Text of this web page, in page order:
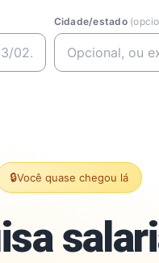
Cidade/estado
🔒Você quase chegou lá